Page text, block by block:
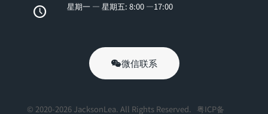
星期一 — 星期五: 8:00 —17:00
微信联系
© 2020-2026 JacksonLea. All Rights Reserved. 粤ICP备